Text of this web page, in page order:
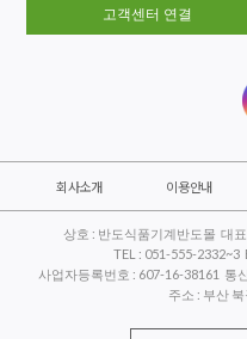
고객센터 연결
회사소개 이용안내
상호 : 반도식품기계반도몰 대
TEL : 051-555-
사업자등록번호 : 607-16-38161 통
주소 : 부산